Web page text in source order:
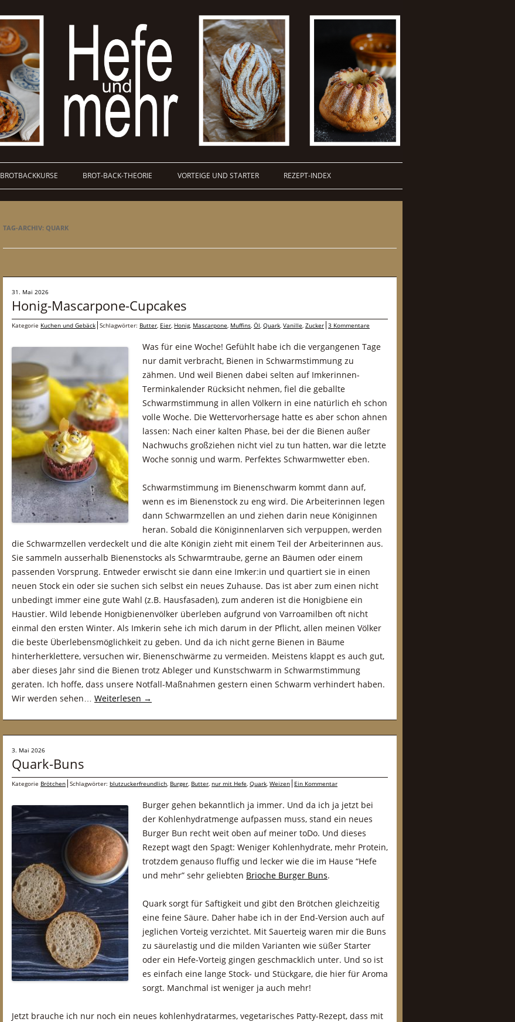
BROTBACKKURSE BROT-BACK-THEORIE VORTEIGE UND STARTER REZEPT-INDEX
TAG-ARCHIV: QUARK
31. Mai 2026
Honig-Mascarpone-Cupcakes
Kategorie Kuchen und Gebäck Schlagwörter: Butter, Eier, Honig, Mascarpone, Muffins, Öl, Quark, Vanille, Zucker 3 Kommentare
Was für eine Woche! Gefühlt habe ich die vergangenen Tage
nur damit verbracht, Bienen in Schwarmstimmung zu
zähmen. Und weil Bienen dabei selten auf Imkerinnen-
Terminkalender Rücksicht nehmen, fiel die geballte
Schwarmstimmung in allen Völkern in eine natürlich eh schon
volle Woche. Die Wettervorhersage hatte es aber schon ahnen
lassen: Nach einer kalten Phase, bei der die Bienen außer
Nachwuchs großziehen nicht viel zu tun hatten, war die letzte
Woche sonnig und warm. Perfektes Schwarmwetter eben.
Schwarmstimmung im Bienenschwarm kommt dann auf,
wenn es im Bienenstock zu eng wird. Die Arbeiterinnen legen
dann Schwarmzellen an und ziehen darin neue Königinnen
heran. Sobald die Königinnenlarven sich verpuppen, werden
die Schwarmzellen verdeckelt und die alte Königin zieht mit einem Teil der Arbeiterinnen aus.
Sie sammeln ausserhalb Bienenstocks als Schwarmtraube, gerne an Bäumen oder einem
passenden Vorsprung. Entweder erwischt sie dann eine Imker:in und quartiert sie in einen
neuen Stock ein oder sie suchen sich selbst ein neues Zuhause. Das ist aber zum einen nicht
unbedingt immer eine gute Wahl (z.B. Hausfasaden), zum anderen ist die Honigbiene ein
Haustier. Wild lebende Honigbienenvölker überleben aufgrund von Varroamilben oft nicht
einmal den ersten Winter. Als Imkerin sehe ich mich darum in der Pflicht, allen meinen Völker
die beste Überlebensmöglichkeit zu geben. Und da ich nicht gerne Bienen in Bäume
hinterherklettere, versuchen wir, Bienenschwärme zu vermeiden. Meistens klappt es auch gut,
aber dieses Jahr sind die Bienen trotz Ableger und Kunstschwarm in Schwarmstimmung
geraten. Ich hoffe, dass unsere Notfall-Maßnahmen gestern einen Schwarm verhindert haben.
Wir werden sehen… Weiterlesen →
3. Mai 2026
Quark-Buns
Kategorie Brötchen Schlagwörter: blutzuckerfreundlich, Burger, Butter, nur mit Hefe, Quark, Weizen Ein Kommentar
Burger gehen bekanntlich ja immer. Und da ich ja jetzt bei
der Kohlenhydratmenge aufpassen muss, stand ein neues
Burger Bun recht weit oben auf meiner toDo. Und dieses
Rezept wagt den Spagt: Weniger Kohlenhydrate, mehr Protein,
trotzdem genauso fluffig und lecker wie die im Hause “Hefe
und mehr” sehr geliebten Brioche Burger Buns.
Quark sorgt für Saftigkeit und gibt den Brötchen gleichzeitig
eine feine Säure. Daher habe ich in der End-Version auch auf
jeglichen Vorteig verzichtet. Mit Sauerteig waren mir die Buns
zu säurelastig und die milden Varianten wie süßer Starter
oder ein Hefe-Vorteig gingen geschmacklich unter. Und so ist
es einfach eine lange Stock- und Stückgare, die hier für Aroma
sorgt. Manchmal ist weniger ja auch mehr!
Jetzt brauche ich nur noch ein neues kohlenhydratarmes, vegetarisches Patty-Rezept, dass mit